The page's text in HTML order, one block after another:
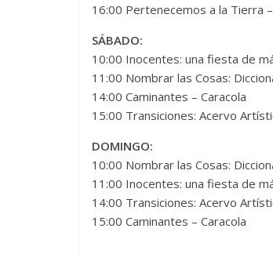
16:00 Pertenecemos a la Tierra
SÁBADO:
10:00 Inocentes: una fiesta de
11:00 Nombrar las Cosas:
14:00 Caminantes – Caracola
15:00 Transiciones: Acervo
DOMINGO:
10:00 Nombrar las Cosas:
11:00 Inocentes: una fiesta de
14:00 Transiciones: Acervo
15:00 Caminantes – Caracola